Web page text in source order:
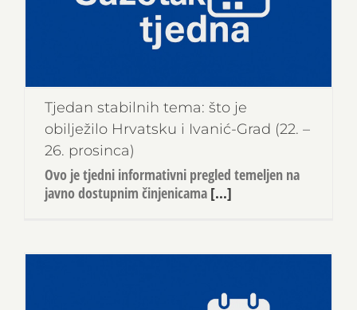
Tjedan stabilnih tema: što je
obilježilo Hrvatsku i Ivanić-Grad (22. –
26. prosinca)
Ovo je tjedni informativni pregled temeljen na
javno dostupnim činjenicama [...]